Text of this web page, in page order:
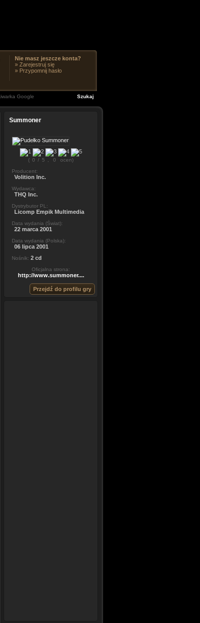
Nie masz jeszcze konta?
» Zarejestruj się
» Przypomnij hasło
Summoner
( 0 / 5 0
ocen)
Producent:
Volition Inc.
Wydawca:
THQ Inc.
Dystrybutor PL:
Licomp Empik Multimedia
Data wydania (Świat):
22 marca 2001
Data wydania (Polska):
06 lipca 2001
Nośnik: 2 cd
Oficjalna strona:
http://www.summoner....
Przejdź do profilu gry